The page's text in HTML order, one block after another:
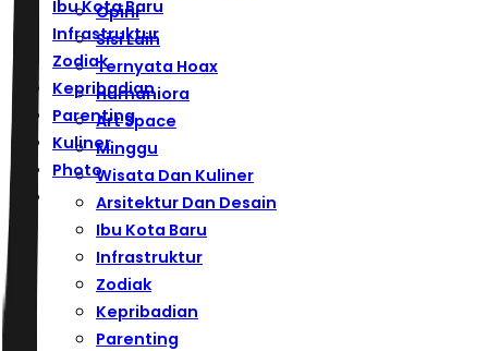
Ibu Kota Baru
Infrastruktur
Zodiak
Kepribadian
Parenting
Kuliner
Photo
Opini
Sisi Lain
Ternyata Hoax
Humaniora
Art Space
Minggu
Wisata Dan Kuliner
Arsitektur Dan Desain
Ibu Kota Baru
Infrastruktur
Zodiak
Kepribadian
Parenting